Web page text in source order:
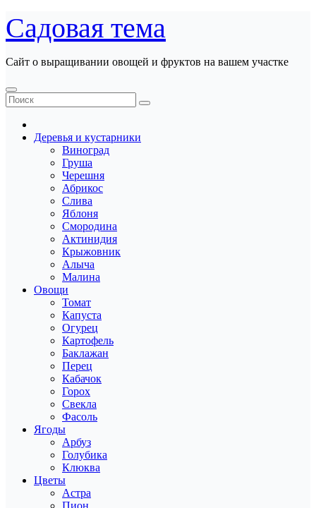
Перейти
к
содержанию
Садовая тема
Сайт о выращивании овощей и фруктов на вашем участке
Деревья и кустарники
Виноград
Груша
Черешня
Абрикос
Слива
Яблоня
Смородина
Актинидия
Крыжовник
Алыча
Малина
Овощи
Томат
Капуста
Огурец
Картофель
Баклажан
Перец
Кабачок
Горох
Свекла
Фасоль
Ягоды
Арбуз
Голубика
Клюква
Цветы
Астра
Пион